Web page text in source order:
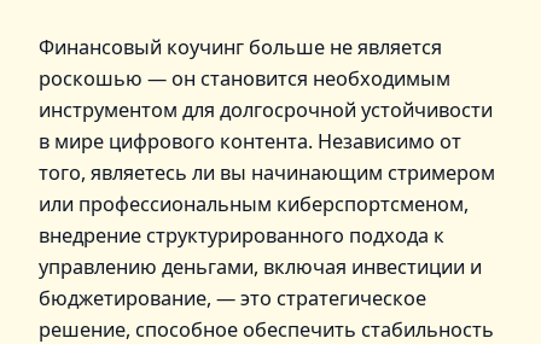
Финансовый коучинг больше не является
роскошью — он становится необходимым
инструментом для долгосрочной устойчивости
в мире цифрового контента. Независимо от
того, являетесь ли вы начинающим стримером
или профессиональным киберспортсменом,
внедрение структурированного подхода к
управлению деньгами, включая инвестиции и
бюджетирование, — это стратегическое
решение, способное обеспечить стабильность